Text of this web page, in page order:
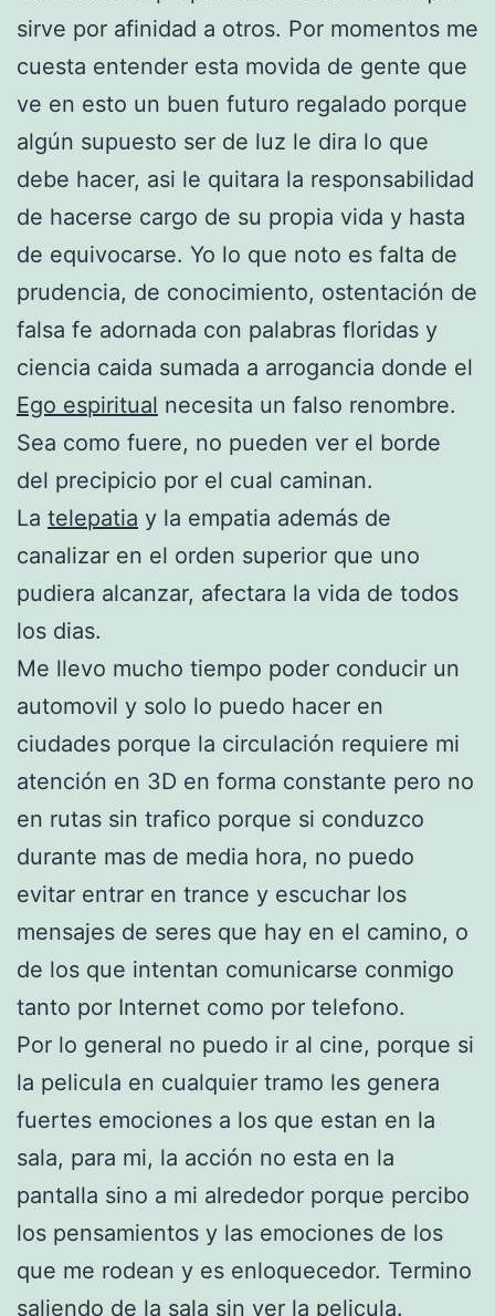
sirve por afinidad a otros. Por momentos me
cuesta entender esta movida de gente que
ve en esto un buen futuro regalado porque
algún supuesto ser de luz le dira lo que
debe hacer, asi le quitara la responsabilidad
de hacerse cargo de su propia vida y hasta
de equivocarse. Yo lo que noto es falta de
prudencia, de conocimiento, ostentación de
falsa fe adornada con palabras floridas y
ciencia caida sumada a arrogancia donde el
Ego espiritual necesita un falso renombre.
Sea como fuere, no pueden ver el borde
del precipicio por el cual caminan.
La telepatia y la empatia además de
canalizar en el orden superior que uno
pudiera alcanzar, afectara la vida de todos
los dias.
Me llevo mucho tiempo poder conducir un
automovil y solo lo puedo hacer en
ciudades porque la circulación requiere mi
atención en 3D en forma constante pero no
en rutas sin trafico porque si conduzco
durante mas de media hora, no puedo
evitar entrar en trance y escuchar los
mensajes de seres que hay en el camino, o
de los que intentan comunicarse conmigo
tanto por Internet como por telefono.
Por lo general no puedo ir al cine, porque si
la pelicula en cualquier tramo les genera
fuertes emociones a los que estan en la
sala, para mi, la acción no esta en la
pantalla sino a mi alrededor porque percibo
los pensamientos y las emociones de los
que me rodean y es enloquecedor. Termino
saliendo de la sala sin ver la pelicula.